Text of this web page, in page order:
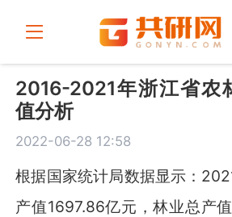
2016-2021年浙江省农
值分析
2022-06-28 12:58
根据国家统计局数据显示：
产值1697.86亿元，林业总产